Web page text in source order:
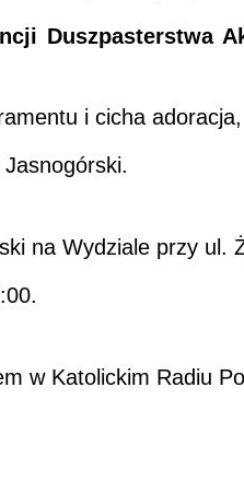
Duszpasterstwa
i cicha adoracja,
Jasnogórski.
na Wydziale przy ul.
w Katolickim Radiu